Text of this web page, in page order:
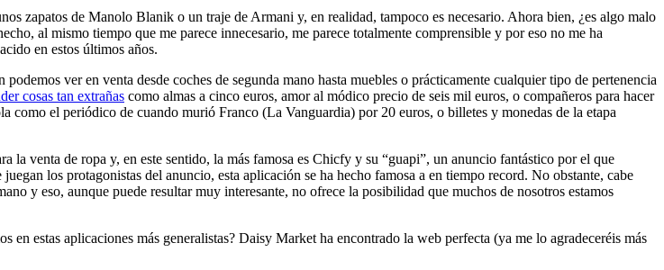
zapatos de Manolo Blanik o un traje de Armani y, en realidad, tampoco es necesario. Ahora bien, ¿es algo malo
al mismo tiempo que me parece innecesario, me parece totalmente comprensible y por eso no me ha
en estos últimos años.
ver en venta desde coches de segunda mano hasta muebles o prácticamente cualquier tipo de pertenencia
cosas tan extrañas como almas a cinco euros, amor al módico precio de seis mil euros, o compañeros para hacer
como el periódico de cuando murió Franco (La Vanguardia) por 20 euros, o billetes y monedas de la etapa
la venta de ropa y, en este sentido, la más famosa es Chicfy y su “guapi”, un anuncio fantástico por el que
los protagonistas del anuncio, esta aplicación se ha hecho famosa a en tiempo record. No obstante, cabe
y eso, aunque puede resultar muy interesante, no ofrece la posibilidad que muchos de nosotros estamos
estas aplicaciones más generalistas? Daisy Market ha encontrado la web perfecta (ya me lo agradeceréis más